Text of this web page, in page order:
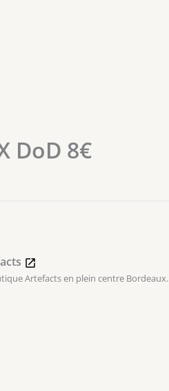
DoD 8€
Artefacts en plein centre Bordeaux.